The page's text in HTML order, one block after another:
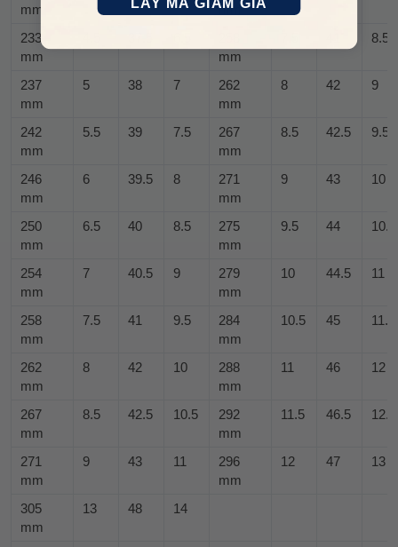
mm
mm
233
mm
mm
8.5
237
mm
5 38 7
262
mm
8 42 9
242
mm
5.5 39 7.5
267
mm
8.5 42.5 9.5
246
mm
6 39.5 8
271
mm
9 43 10
250
mm
6.5 40 8.5
275
mm
9.5 44 10.5
254
mm
7 40.5 9
279
mm
10 44.5 11
258
mm
7.5 41 9.5
284
mm
10.5 45 11.5
262
mm
8 42 10
288
mm
11 46 12
267
mm
8.5 42.5 10.5
292
mm
11.5 46.5 12.5
271
mm
9 43 11
296
mm
12 47 13
305
mm
13 48 14